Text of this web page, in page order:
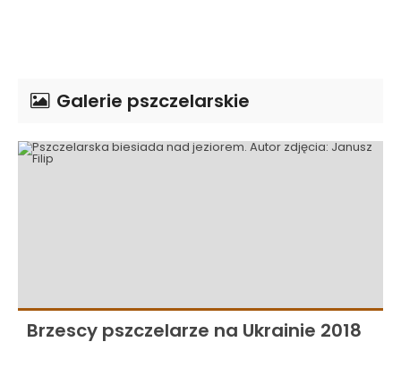
Galerie pszczelarskie
Brzescy pszczelarze na Ukrainie 2018